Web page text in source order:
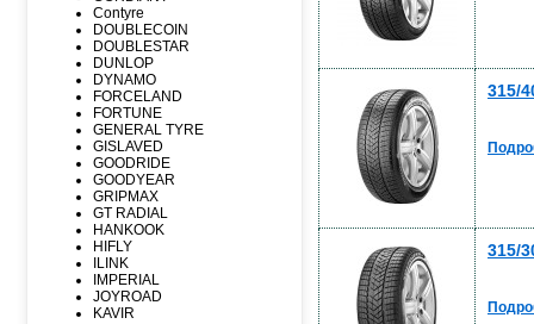
Contyre
DOUBLECOIN
DOUBLESTAR
DUNLOP
DYNAMO
FORCELAND
FORTUNE
GENERAL TYRE
GISLAVED
GOODRIDE
GOODYEAR
GRIPMAX
GT RADIAL
HANKOOK
HIFLY
ILINK
IMPERIAL
JOYROAD
KAVIR
315/
315/